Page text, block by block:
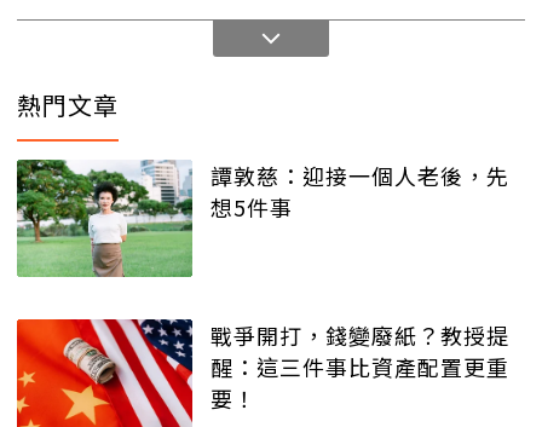
熱門文章
譚敦慈：迎接一個人老後，先
想5件事
戰爭開打，錢變廢紙？教授提
醒：這三件事比資產配置更重
要！